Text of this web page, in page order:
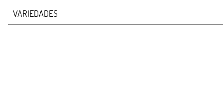
VARIEDADES